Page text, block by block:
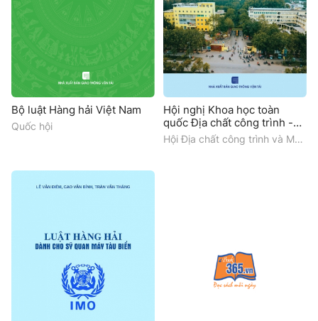
Bộ luật Hàng hải Việt Nam
Quốc hội
Hội nghị Khoa học toàn
quốc Địa chất công trình -
Địa kỹ thuật và Môi trường
phục vụ phát triển bền vững
Hội Địa chất công trình và Môi